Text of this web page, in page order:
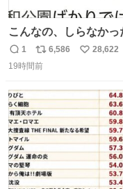
こんなの、しらなか
返
信
1
リ
ポ
ト
数
6,586
い
数
28,622
19時間前